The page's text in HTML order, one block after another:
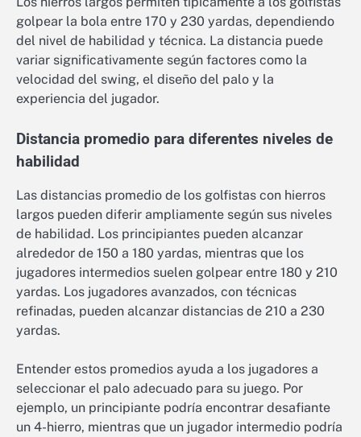
golpear la bola entre 170 y 230 yardas, dependiendo
del nivel de habilidad y técnica. La distancia puede
variar significativamente según factores como la
velocidad del swing, el diseño del palo y la
experiencia del jugador.
Distancia promedio para diferentes niveles de
habilidad
Las distancias promedio de los golfistas con hierros
largos pueden diferir ampliamente según sus niveles
de habilidad. Los principiantes pueden alcanzar
alrededor de 150 a 180 yardas, mientras que los
jugadores intermedios suelen golpear entre 180 y 210
yardas. Los jugadores avanzados, con técnicas
refinadas, pueden alcanzar distancias de 210 a 230
yardas.
Entender estos promedios ayuda a los jugadores a
seleccionar el palo adecuado para su juego. Por
ejemplo, un principiante podría encontrar desafiante
un 4-hierro, mientras que un jugador intermedio podría